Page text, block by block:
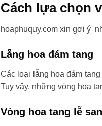
Cách lựa chọn
hoaphuquy.com xin gợi ý
Lẵng hoa đám tang
Các loại lẵng hoa đám
Tuy vậy, những vòng hoa
Vòng hoa tang lễ